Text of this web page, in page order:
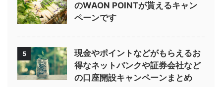
のWAON POINTが貰えるキャン
ペーンです
5
現金やポイントなどがもらえるお
得なネットバンクや証券会社など
の口座開設キャンペーンまとめ